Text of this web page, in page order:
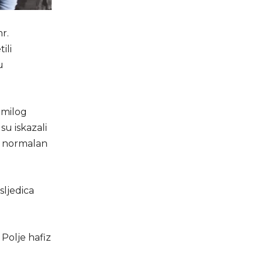
iskazali
normalan
hafiz